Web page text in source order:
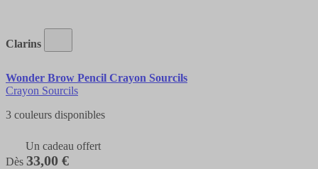
Clarins
Wonder Brow Pencil Crayon Sourcils
Crayon Sourcils
3 couleurs disponibles
Un cadeau offert
Dès 33,00 €